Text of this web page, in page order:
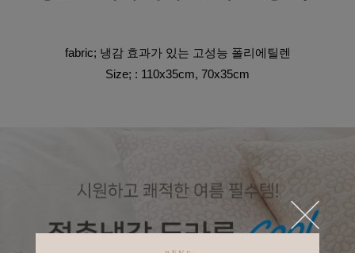
fabric; 냉감 효과가 있는 고성능 폴리에틸렌
Size; : 110x35cm, 70x35cm